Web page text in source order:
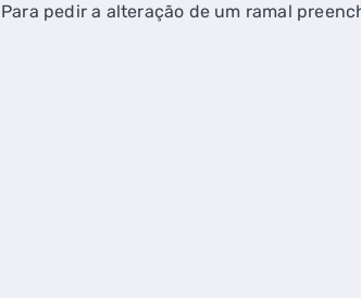
Para pedir a alteração de um ramal